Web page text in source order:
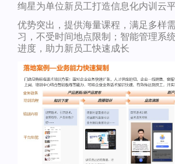
绚星为单位新员工打造信息化内训云
优势突出，提供海量课程，满足多样
习，不受时间地点限制；智能管理系
进度，助力新员工快速成长